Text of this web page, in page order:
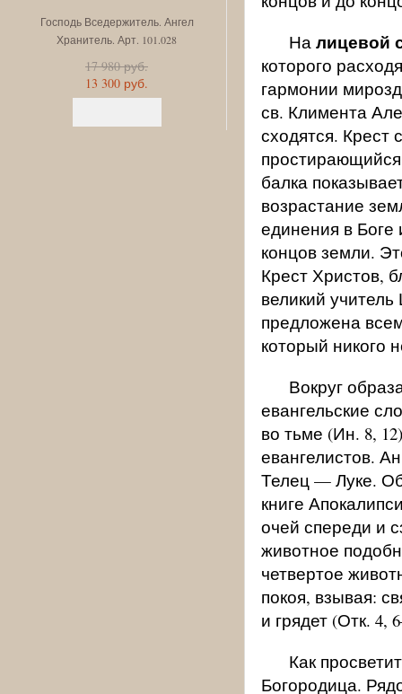
Господь Вседержитель. Ангел
Хранитель. Арт. 101.028
17 980 руб.
13 300 руб.
на престоле. Арт. 101.027
7 880 руб.
5 830 руб.
На лицевой
которого
гармонии
св. Климента
сходятся. Крест
балка
возрастание
единения в Боге
концов земли.
Крест Христов,
великий
предложена
который никого
Вокруг
евангельские
во тьме (Ин. 8,
евангелистов.
Телец — Луке.
книге
очей спереди и
животное
четвертое
покоя, взывая:
и грядет (Отк. 4,
Как
Богородица.